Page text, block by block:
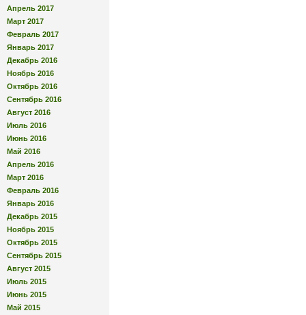
Апрель 2017
Март 2017
Февраль 2017
Январь 2017
Декабрь 2016
Ноябрь 2016
Октябрь 2016
Сентябрь 2016
Август 2016
Июль 2016
Июнь 2016
Май 2016
Апрель 2016
Март 2016
Февраль 2016
Январь 2016
Декабрь 2015
Ноябрь 2015
Октябрь 2015
Сентябрь 2015
Август 2015
Июль 2015
Июнь 2015
Май 2015